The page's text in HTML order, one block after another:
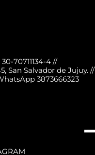
70711134-4 //
San Salvador de Jujuy. //
3873666323